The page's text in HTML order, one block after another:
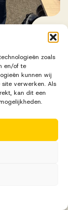
zoals
en/of te
kunnen wij
verwerken. Als
kan dit een
Cover